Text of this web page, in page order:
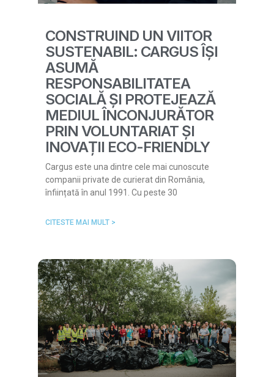
CONSTRUIND UN VIITOR
SUSTENABIL: CARGUS ÎȘI
ASUMĂ
RESPONSABILITATEA
SOCIALĂ ȘI PROTEJEAZĂ
MEDIUL ÎNCONJURĂTOR
PRIN VOLUNTARIAT ȘI
INOVAȚII ECO-FRIENDLY
Cargus este una dintre cele mai cunoscute
companii private de curierat din România,
înființată în anul 1991. Cu peste 30
CITESTE MAI MULT >